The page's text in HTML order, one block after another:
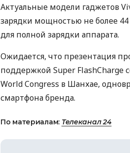
Актуальные модели гаджетов
зарядки мощностью не более
для полной зарядки аппарата.
Ожидается, что презентация
поддержкой Super FlashCharge
World Congress в Шанхае,
смартфона бренда.
По материалам: Телеканал 24